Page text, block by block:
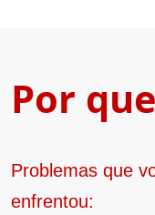
Por
Problemas que
enfrentou: